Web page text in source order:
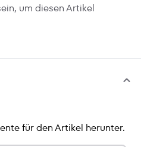
um diesen Artikel
für den Artikel herunter.